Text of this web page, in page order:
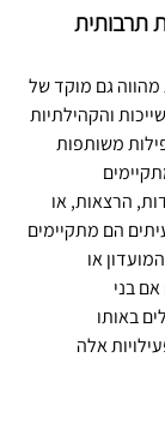
תרבותית
מהווה גם מוקד של
והקהילתיות
משותפות
הרצאות, או
הם מתקיימים
או
בני
באותו
אלה